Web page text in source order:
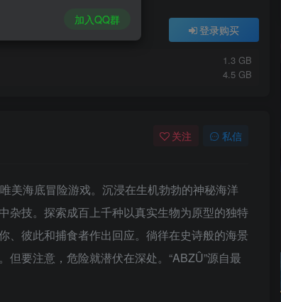
登录购买
1.3 GB
4.5 GB
关注 私信
美海底冒险游戏。沉浸在生机勃勃的神秘海洋
杂技。探索成百上千种以真实生物为原型的独特
、彼此和捕食者作出回应。徜徉在史诗般的海景
要注意，危险就潜伏在深处。“ABZÛ”源自最
加入QQ群